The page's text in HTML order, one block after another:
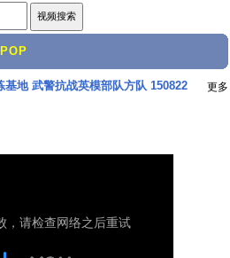
基地 武警抗战英模部队方队 150822 更多